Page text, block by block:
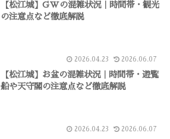
【松江城】GWの混雑状況｜時間帯・観光
の注意点など徹底解説
2026.04.23 2026.06.07
【松江城】お盆の混雑状況｜時間帯・遊覧
船や天守閣の注意点など徹底解説
2026.04.23 2026.06.07